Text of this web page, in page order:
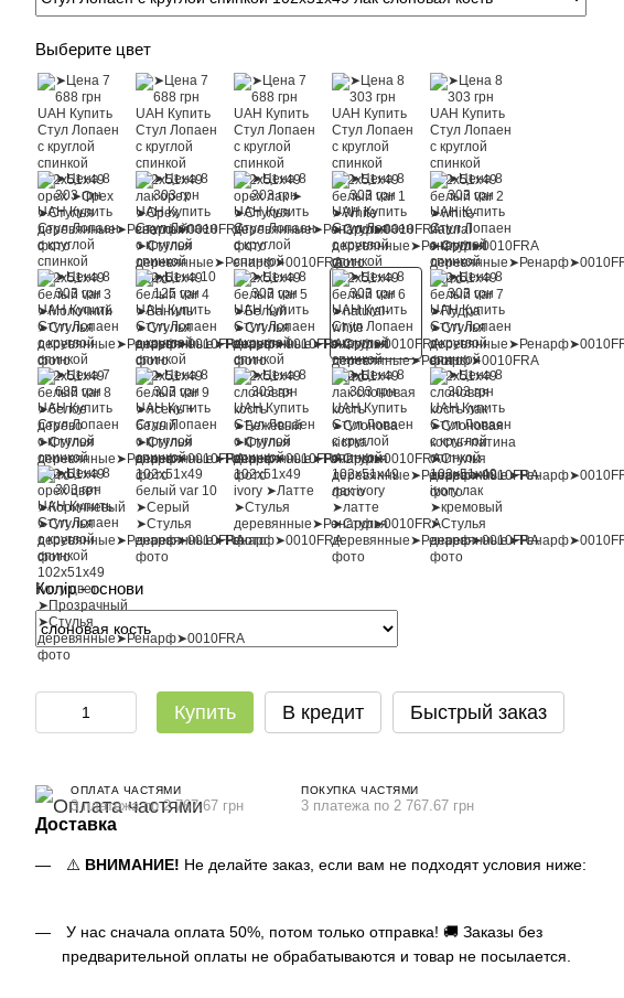
Выберите цвет
Колір - основи
Купить В кредит Быстрый заказ
ОПЛАТА ЧАСТЯМИ
3 платежа по 2 767.67 грн
ПОКУПКА ЧАСТЯМИ
3 платежа по 2 767.67 грн
Доставка
⚠️ ВНИМАНИЕ! Не делайте заказ, если вам не подходят условия ниже:
У нас сначала оплата 50%, потом только отправка! 🚚 Заказы без
предварительной оплаты не обрабатываются и товар не посылается.